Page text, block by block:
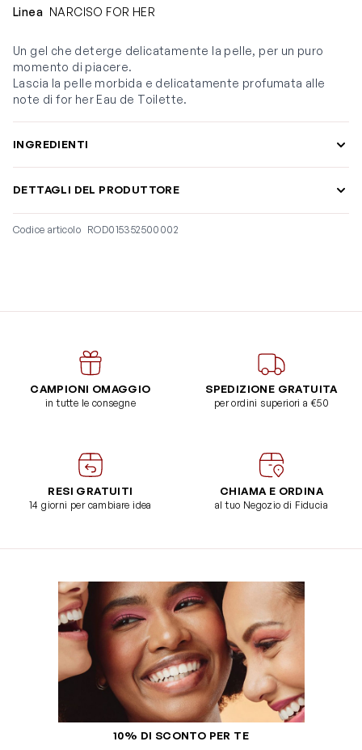
Linea NARCISO FOR HER
Un gel che deterge delicatamente la pelle, per un puro
momento di piacere.
Lascia la pelle morbida e delicatamente profumata alle
note di for her Eau de Toilette.
INGREDIENTI
DETTAGLI DEL PRODUTTORE
Codice articolo ROD015352500002
CAMPIONI OMAGGIO
in tutte le consegne
SPEDIZIONE GRATUITA
per ordini superiori a €50
RESI GRATUITI
14 giorni per cambiare idea
CHIAMA E ORDINA
al tuo Negozio di Fiducia
10% DI SCONTO PER TE